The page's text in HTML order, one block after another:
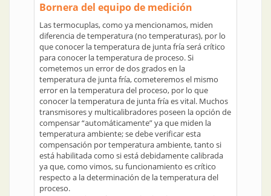
Bornera del equipo de medición
Las termocuplas, como ya mencionamos, miden
diferencia de temperatura (no temperaturas), por lo
que conocer la temperatura de junta fría será crítico
para conocer la temperatura de proceso. Si
cometemos un error de dos grados en la
temperatura de junta fría, cometeremos el mismo
error en la temperatura del proceso, por lo que
conocer la temperatura de junta fría es vital. Muchos
transmisores y multicalibradores poseen la opción de
compensar “automáticamente” ya que miden la
temperatura ambiente; se debe verificar esta
compensación por temperatura ambiente, tanto si
está habilitada como si está debidamente calibrada
ya que, como vimos, su funcionamiento es crítico
respecto a la determinación de la temperatura del
proceso.